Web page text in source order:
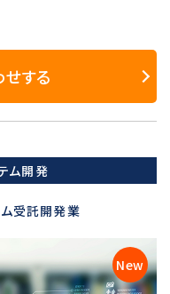
する
ム開発
受託開発業